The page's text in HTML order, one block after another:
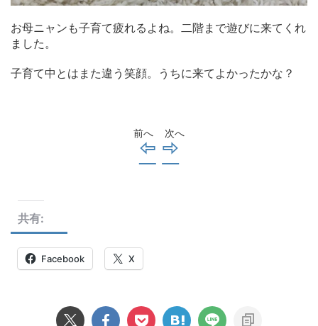
お母ニャンも子育て疲れるよね。二階まで遊びに来てくれ
ました。
子育て中とはまた違う笑顔。うちに来てよかったかな？
前へ
⇦ 次へ
⇨
共有:
Facebook X